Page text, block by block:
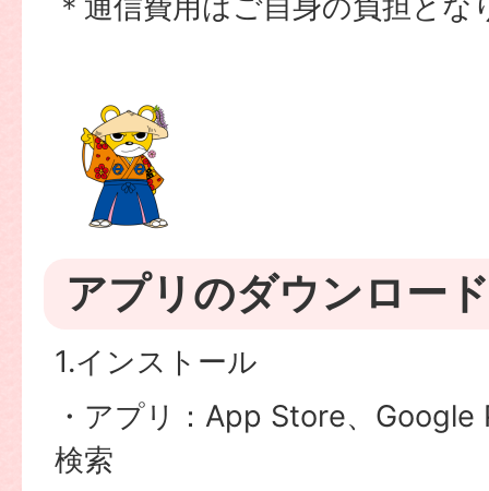
アプリのダウンロー
1.インストール
・アプリ：App Store、Google
検索